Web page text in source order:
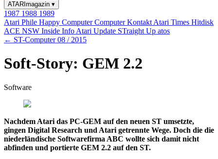
ATARImagazin ▾
1987 1988 1989
Atari Phile Happy ComputerComputer Kontakt Atari Times Hitdisk
ACE NSW Inside Info Atari Update STraight Up atos
← ST-Computer 08 / 2015
Soft-Story: GEM 2.2
Software
Nachdem Atari das PC-GEM auf den neuen ST umsetzte,
gingen Digital Research und Atari getrennte Wege. Doch die die
niederländische Softwarefirma ABC wollte sich damit nicht
abfinden und portierte GEM 2.2 auf den ST.